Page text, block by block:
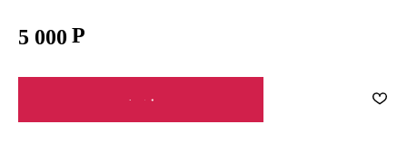
5 000
СООБЩИТЬ О ПОСТУПЛЕНИИ